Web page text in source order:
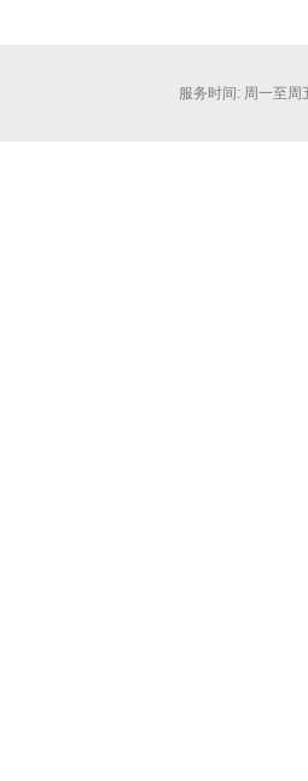
服务时间: 周一至